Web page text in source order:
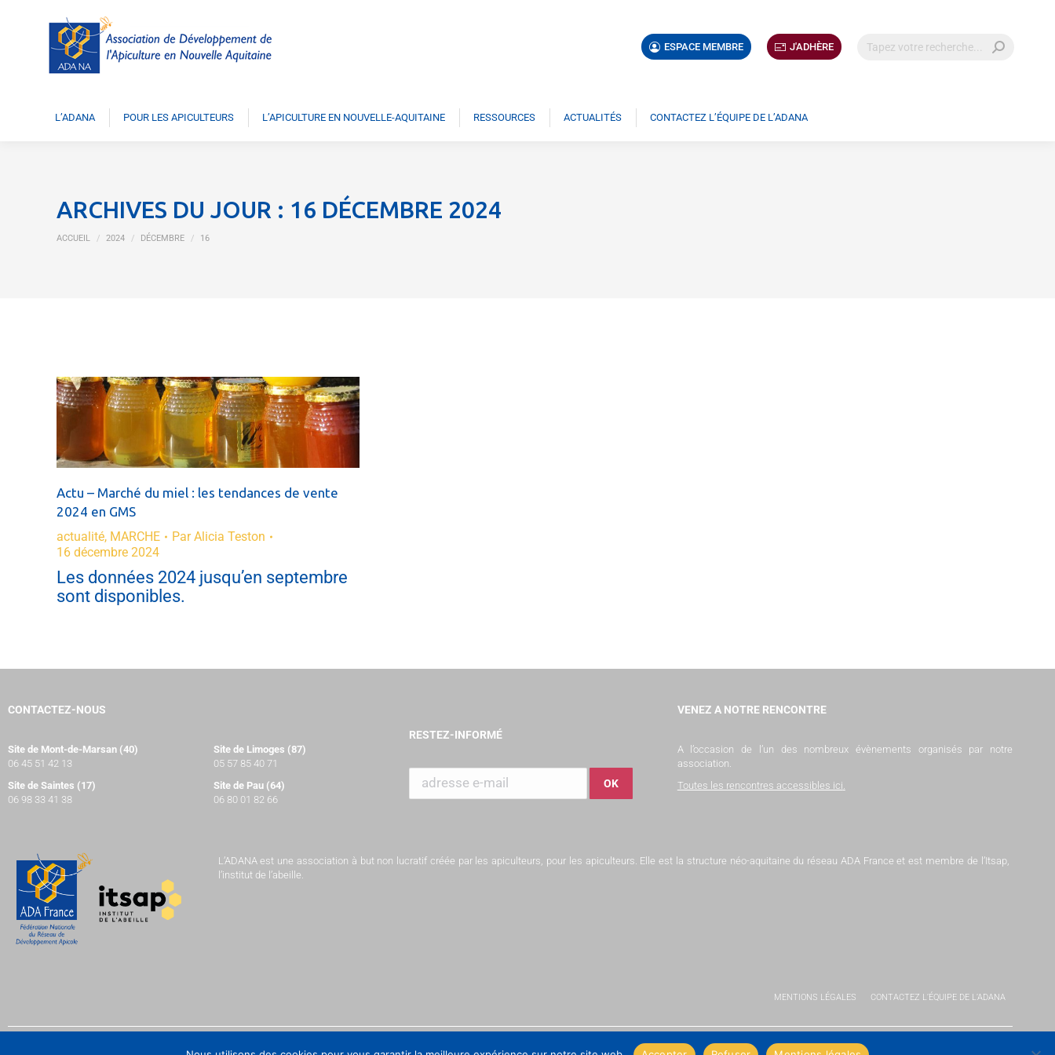
ESPACE MEMBRE J'ADHÈRE
L’ADANA POUR LES APICULTEURS L’APICULTURE EN NOUVELLE-AQUITAINE RESSOURCES ACTUALITÉS CONTACTEZ L’ÉQUIPE DE L’ADANA
ARCHIVES DU JOUR : 16 DÉCEMBRE 2024
Vous êtes ici :
ACCUEIL 2024 DÉCEMBRE 16
Actu – Marché du miel : les tendances de vente
2024 en GMS
actualité, MARCHE ParAlicia Teston
16 décembre 2024
Les données 2024 jusqu’en septembre
sont disponibles.
CONTACTEZ-NOUS
Site de Mont-de-Marsan (40)
06 45 51 42 13
Site de Saintes (17)
06 98 33 41 38
Site de Limoges (87)
05 57 85 40 71
Site de Pau (64)
06 80 01 82 66
RESTEZ-INFORMÉ
VENEZ A NOTRE RENCONTRE
A l’occasion de l’un des nombreux évènements organisés par notre
association.
Toutes les rencontres accessibles ici
L’ADANA est une association à but non lucratif créée par les apiculteurs, pour les apiculteurs. Elle est la structure néo-aquitaine du réseau ADA France et est membre de l’Itsap,
l’institut de l’abeille.
MENTIONS LÉGALES CONTACTEZ L’ÉQUIPE DE L’ADANA